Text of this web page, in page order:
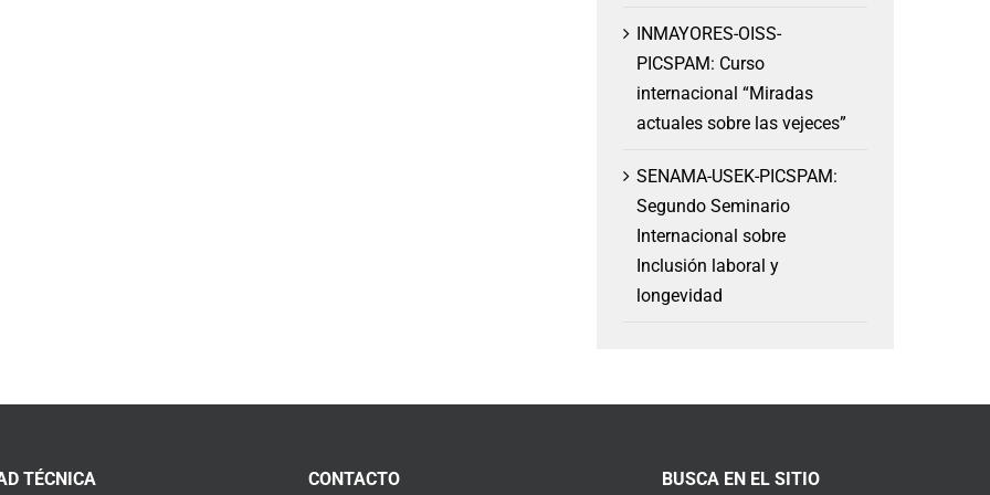
INMAYORES-OISS-
PICSPAM: Curso
internacional “Miradas
actuales sobre las vejeces”
SENAMA-USEK-PICSPAM:
Segundo Seminario
Internacional sobre
Inclusión laboral y
longevidad
TÉCNICA CONTACTO BUSCA EN EL SITIO